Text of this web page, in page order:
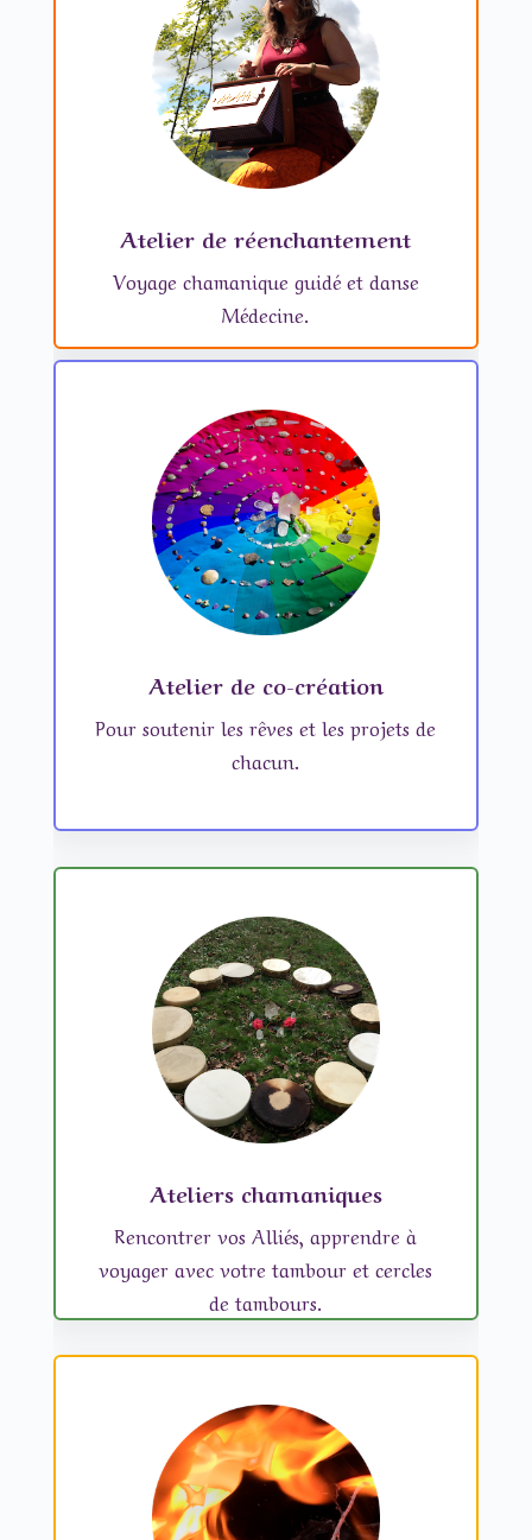
Atelier de réenchantement
Voyage chamanique guidé et danse
Médecine.
Atelier de co-création
Pour soutenir les rêves et les projets de
chacun.
Ateliers chamaniques
Rencontrer vos Alliés, apprendre à
voyager avec votre tambour et cercles
de tambours.